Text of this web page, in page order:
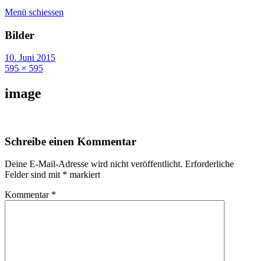
Menü schiessen
Bilder
10. Juni 2015
595 × 595
image
Schreibe einen Kommentar
Deine E-Mail-Adresse wird nicht veröffentlicht. Erforderliche
Felder sind mit * markiert
Kommentar *